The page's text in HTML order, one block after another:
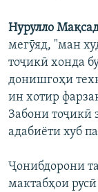
Нурулло
мегӯяд, "ман
тоҷикӣ хонда
донишгоҳи
ин хотир
Забони тоҷикӣ
адабиёти хуб
Ҷонибдорони
мактабҳои